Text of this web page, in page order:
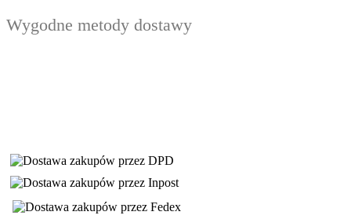
Wygodne metody dostawy